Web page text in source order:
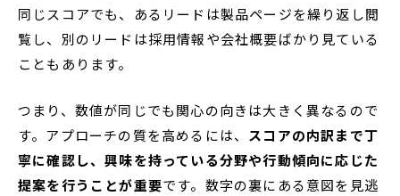
同じスコアでも、あるリードは製品ページを繰り返し閲
覧し、別のリードは採用情報や会社概要ばかり見ている
こともあります。
つまり、数値が同じでも関心の向きは大きく異なるので
す。アプローチの質を高めるには、 スコアの内訳まで丁
寧に確認し、興味を持っている分野や行動傾向に応じた
提案を行うことが重要です。数字の裏にある意図を見逃